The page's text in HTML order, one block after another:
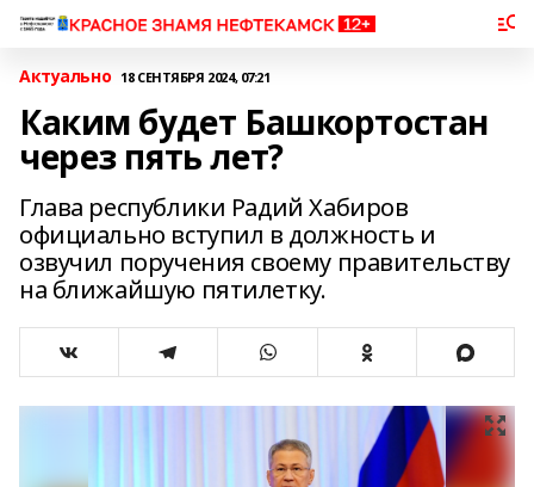
Актуально 18 СЕНТЯБРЯ 2024, 07:21
Каким будет Башкортостан
через пять лет?
Глава республики Радий Хабиров
официально вступил в должность и
озвучил поручения своему правительству
на ближайшую пятилетку.